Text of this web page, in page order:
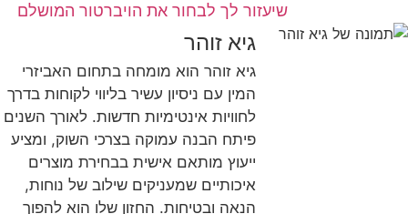
שיעזור לך לבחור את הויברטור המושלם
גיא זוהר
גיא זוהר הוא מומחה בתחום האביזרי
המין עם ניסיון עשיר בליווי לקוחות בדרך
לחוויות אינטימיות חדשות. לאורך השנים
פיתח הבנה עמוקה בצרכי השוק, ומציע
ייעוץ מותאם אישית בבחירת מוצרים
איכותיים שמעניקים שילוב של נוחות,
הנאה ובטיחות. החזון שלו הוא להפוך